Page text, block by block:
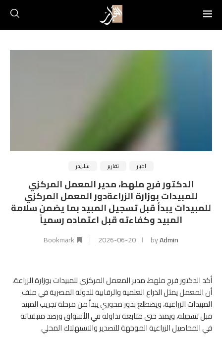
اخبار تقارير سلايدر
الدكتور فرج ملهط، مدير المعمل المركزي
للمبيدات بوزارة الزراعةدور المعمل المركزي
للمبيدات يبدأ قبل تسجيل المبيد بما يضمن سلامة
المبيد وكفاءته قبل اعتماده رسمياً
byAdmin
2026-06-20
Bookmark
أكد الدكتور فرج ملهط، مدير المعمل المركزي للمبيدات بوزارة الزراعة،
أن المعمل يمثل الذراع العلمية والرقابية للدولة المصرية في ملف
المبيدات الزراعية، ويضطلع بدور محوري يبدأ من مرحلة تجريب المبيد
قبل تسجيله، ويمتد حتى متابعة تداوله في الأسواق ورصد متبقياته
في المحاصيل الزراعية الموجهة للتصدير والاستهلاك المحلي